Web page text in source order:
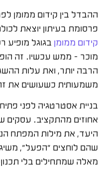
ההבדל בין קידום ממומן
פרסומת בעיתון יוצאת
קידום ממומן בגוגל
מוכר – ממש עכשיו. זה
הרבה יותר, ואת עלות
משמעותית כשעושים את זה
בניית אסטרטגיה לפני
אחוזים מהתקציב. עסקים
היעד, את מילות המפתח
שהם לוחצים "הפעל",
מאלה שמתחילים בלי